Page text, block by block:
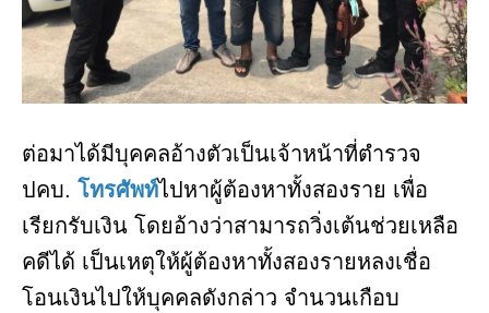
ต่อมาได้มีบุคคลอ้างตัวเป็นเจ้าหน้าที่ตำรวจ
ปคบ. โทรศัพท์ไปหาผู้ต้องหาทั้งสองราย เพื่อ
เรียกรับเงิน โดยอ้างว่าสามารถวิ่งเต้นช่วยเหลือ
คดีได้ เป็นเหตุให้ผู้ต้องหาทั้งสองรายหลงเชื่อ
โอนเงินไปให้บุคคลดังกล่าว จำนวนเกือบ